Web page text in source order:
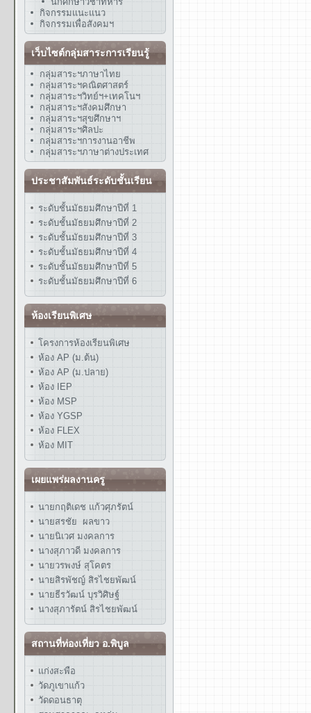
กิจกรรมแนะแนว
กิจกรรมเพื่อสังคมฯ
เว็บไซต์กลุ่มสาระการเรียนรู้
กลุ่มสาระฯภาษาไทย
กลุ่มสาระฯคณิตศาสตร์
กลุ่มสาระฯวิทย์ฯ+เทคโนฯ
กลุ่มสาระฯสังคมศึกษา
กลุ่มสาระฯสุขศึกษาฯ
กลุ่มสาระฯศิลปะ
กลุ่มสาระฯการงานอาชีพ
กลุ่มสาระฯภาษาต่างประเทศ
ประชาสัมพันธ์ระดับชั้นเรียน
ระดับชั้นมัธยมศึกษาปีที่ 1
ระดับชั้นมัธยมศึกษาปีที่ 2
ระดับชั้นมัธยมศึกษาปีที่ 3
ระดับชั้นมัธยมศึกษาปีที่ 4
ระดับชั้นมัธยมศึกษาปีที่ 5
ระดับชั้นมัธยมศึกษาปีที่ 6
ห้องเรียนพิเศษ
โครงการห้องเรียนพิเศษ
ห้อง AP (ม.ต้น)
ห้อง AP (ม.ปลาย)
ห้อง IEP
ห้อง MSP
ห้อง YGSP
ห้อง FLEX
ห้อง MIT
เผยแพร่ผลงานครู
นายกฤติเดช แก้วศุภรัตน์
นายสรชัย ผลขาว
นายนิเวศ มงคลการ
นางสุภาวดี มงคลการ
นายวรพงษ์ สุโคตร
นายสิรพัชญ์ สิรไชยพัฒน์
นายธีรวัฒน์ บุรวิศิษฐ์
นางสุภารัตน์ สิรไชยพัฒน์
สถานที่ท่องเที่ยว อ.พิบูล
แก่งสะพือ
วัดภูเขาแก้ว
วัดดอนธาตุ